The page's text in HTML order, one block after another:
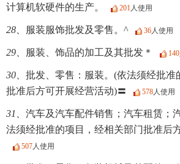
计算机软硬件的生产。 201人使用
28、 服装服饰批发及零售。^ 36人使用
29、 服装、饰品的加工及其批发＊ 140
30、 批发、零售：服装。(依法须经批准
批准后方可开展经营活动)〓
578人使用
31、 汽车及汽车配件销售；汽车租赁；
法须经批准的项目，经相关部门批准后
507人使用